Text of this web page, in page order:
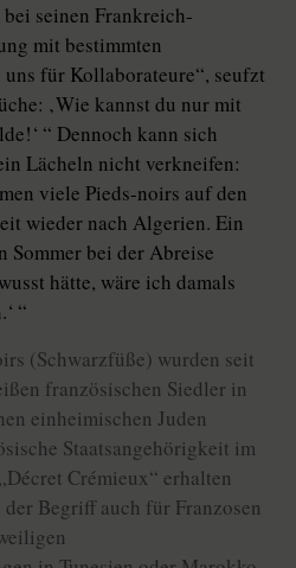
seinen Frankreich-
mit bestimmten
für Kollaborateure“, seufzt
‚Wie kannst du nur mit
“ Dennoch kann sich
Lächeln nicht verkneifen:
viele Pieds-noirs auf den
wieder nach Algerien. Ein
Sommer bei der Abreise
hätte, wäre ich damals
“
(Schwarzfüße) wurden seit
französischen Siedler in
einheimischen Juden
Staatsangehörigkeit im
Crémieux“ erhalten
Begriff auch für Franzosen